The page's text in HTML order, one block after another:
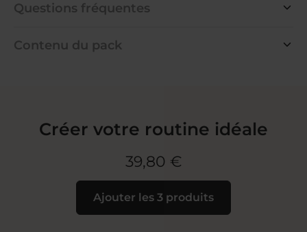
Questions fréquentes
Contenu du pack
Créer votre routine idéale
39,80 €
Ajouter les 3 produits